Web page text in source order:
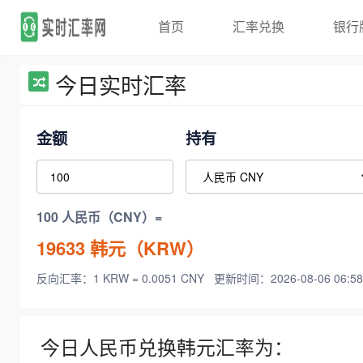
首页 汇率兑换 银行
今日实时汇率
金额 持有
100 人民币（CNY）=
19633韩元（KRW）
反向汇率：1 KRW = 0.0051 CNY 更新时间：2026-08-06
今日人民币兑换韩元汇率为：